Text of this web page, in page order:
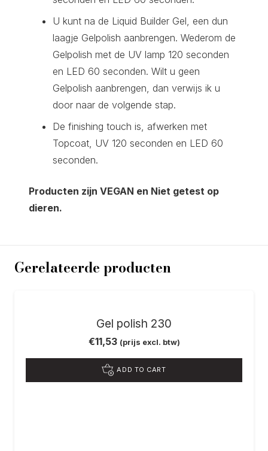
U kunt na de Liquid Builder Gel, een dun
laagje Gelpolish aanbrengen. Wederom de
Gelpolish met de UV lamp 120 seconden
en LED 60 seconden. Wilt u geen
Gelpolish aanbrengen, dan verwijs ik u
door naar de volgende stap.
De finishing touch is, afwerken met
Topcoat, UV 120 seconden en LED 60
seconden.
Producten zijn VEGAN en Niet getest op
dieren.
Gerelateerde producten
Gel polish 230
€11,53 (prijs excl. btw)
ADD TO CART